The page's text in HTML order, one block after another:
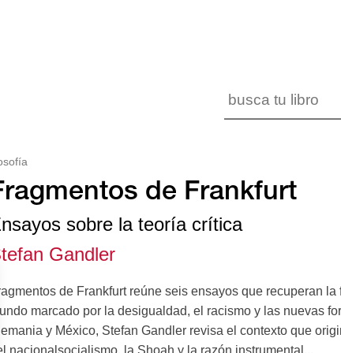
de Frankfurt
sobre la teoría crítica
Gandler
de Frankfurt reúne seis ensayos que recuperan
marcado por la desigualdad, el racismo y las nuevas
y México, Stefan Gandler revisa el contexto que
nacionalsocialismo, la Shoah y la razón instrumental...